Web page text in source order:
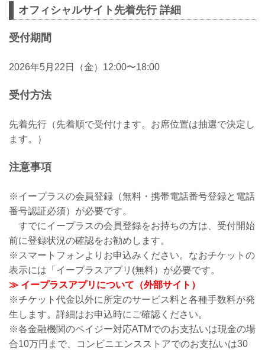
オフィシャルサイト先着先行 詳細
受付期間
2026年5月22日（金）12:00〜18:00
受付方法
先着先行（先着順で受付けます。お席位置は抽選で決定し
ます。）
注意事項
※イープラスの会員登録（無料・携帯電話番号登録と電話
番号認証必須）が必要です。
すでにイープラスの会員登録をお持ちの方は、受付開始
前に登録状況の確認をお勧めします。
※スマートフォンよりお申込みください。なおチケットの
表示には「イープラスアプリ(無料）が必要です。
≫ イープラスアプリについて（外部サイト）
※チケット代金以外に所定のサービス料と各種手数料が発
生します。詳細はお申込時にご確認ください。
※各金融機関のペイジー対応ATMでのお支払いは現金の場
合10万円まで、コンビニエンスストアでのお支払いは30